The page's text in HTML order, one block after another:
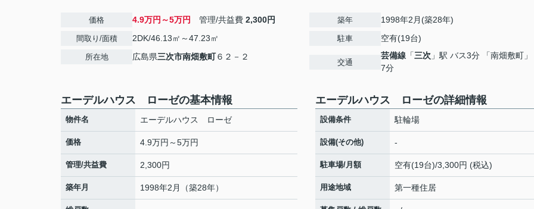
価格 4.9万円～5万円 管理/共益費 2,300円
間取り/面積 2DK/46.13㎡～47.23㎡
所在地 広島県三次市南畑敷町６２－２
築年 1998年2月(築28年)
駐車 空有(19台)
交通
芸備線 「三次 」駅 バス3分 「南畑敷町
7分
エーデルハウス ローゼの基本情報
物件名 エーデルハウス ローゼ
価格 4.9万円～5万円
管理/共益費 2,300円
築年月 1998年2月（築28年）
エーデルハウス ローゼの詳細情報
設備条件 駐輪場
設備(その他) -
駐車場/月額 空有(19台)/3,300円 (税込)
用途地域 第一種住居